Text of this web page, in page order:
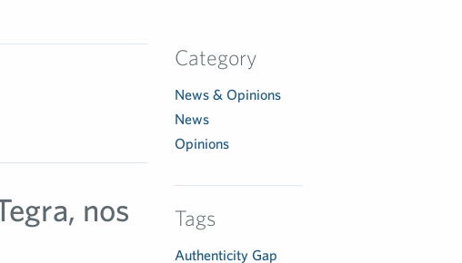
nos
Category
News & Opinions
News
Opinions
Tags
Authenticity Gap